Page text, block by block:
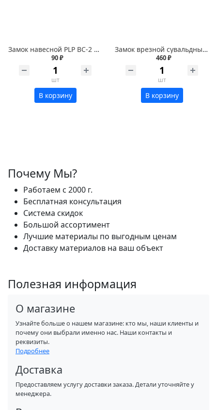
Замок навесной PLP BC-2 серый тяжелый 38мм
90 ₽
шт
В корзину
Замок врезной сувальдный ключ VETTORE 3B 8-4 СР хром 3 ключа 20587
460 ₽
шт
В корзину
Почему Мы?
Работаем с 2000 г.
Бесплатная консультация
Система скидок
Большой ассортимент
Лучшие материалы по выгодным ценам
Доставку материалов на ваш объект
Полезная информация
О магазине
Узнайте больше о нашем магазине: кто мы, наши клиенты и
почему они выбрали именно нас. Наши контакты и
реквизиты.
Подробнее
Доставка
Предоставляем услугу доставки заказа. Детали уточняйте у
менеджера.